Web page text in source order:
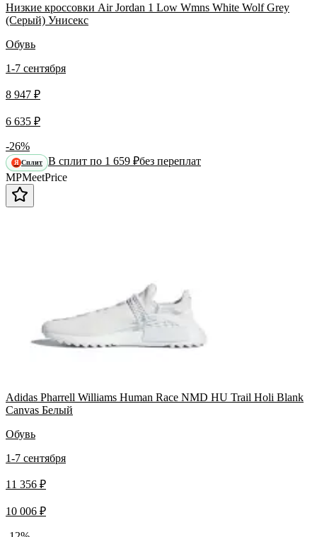
Низкие кроссовки Air Jordan 1 Low Wmns White Wolf Grey
(Серый) Унисекс
Обувь
1-7 сентября
8 947 ₽
6 635 ₽
-26%
Я Сплит В сплит по 1 659 ₽без переплат
MPMeetPrice
Adidas Pharrell Williams Human Race NMD HU Trail Holi Blank
Canvas Белый
Обувь
1-7 сентября
11 356 ₽
10 006 ₽